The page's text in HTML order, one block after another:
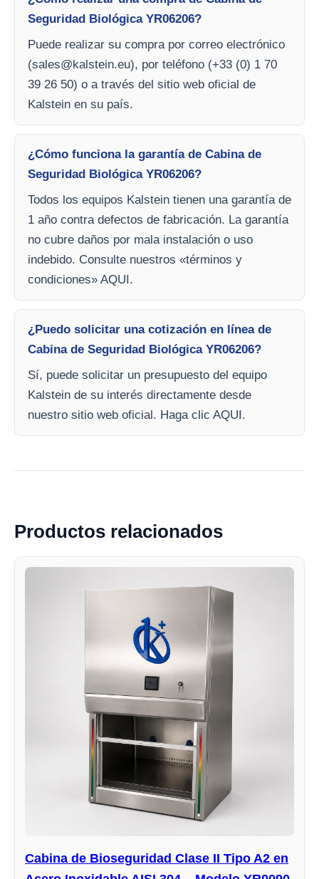
Seguridad Biológica YR06206?
Puede realizar su compra por correo electrónico
(sales@kalstein.eu), por teléfono (+33 (0) 1 70
39 26 50) o a través del sitio web oficial de
Kalstein en su país.
¿Cómo funciona la garantía de Cabina de
Seguridad Biológica YR06206?
Todos los equipos Kalstein tienen una garantía de
1 año contra defectos de fabricación. La garantía
no cubre daños por mala instalación o uso
indebido. Consulte nuestros «términos y
condiciones» AQUI.
¿Puedo solicitar una cotización en línea de
Cabina de Seguridad Biológica YR06206?
Sí, puede solicitar un presupuesto del equipo
Kalstein de su interés directamente desde
nuestro sitio web oficial. Haga clic AQUI.
Productos relacionados
Cabina de Bioseguridad Clase II Tipo A2 en